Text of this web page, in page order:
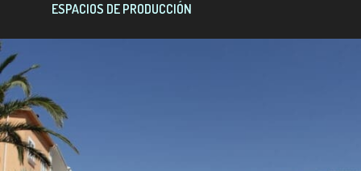
ESPACIOS DE PRODUCCIÓN